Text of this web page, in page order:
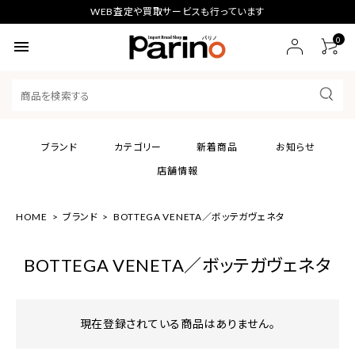
WEB査定や買取サービスも行っています
menu 0
ブランド カテゴリー 新着商品
お知らせ
店舗情報
HOME ブランド BOTTEGA VENETA／ボッテガヴェネタ
BOTTEGA VENETA／ボッテガヴェネタ
現在登録されている商品はありません。